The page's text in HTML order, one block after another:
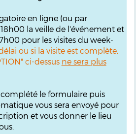
en ligne (ou par
la veille de l'événement et
pour les visites du week-
ou si la visite est complète,
ci-dessus ne sera plus
complété le formulaire puis
vous sera envoyé pour
et vous donner le lieu